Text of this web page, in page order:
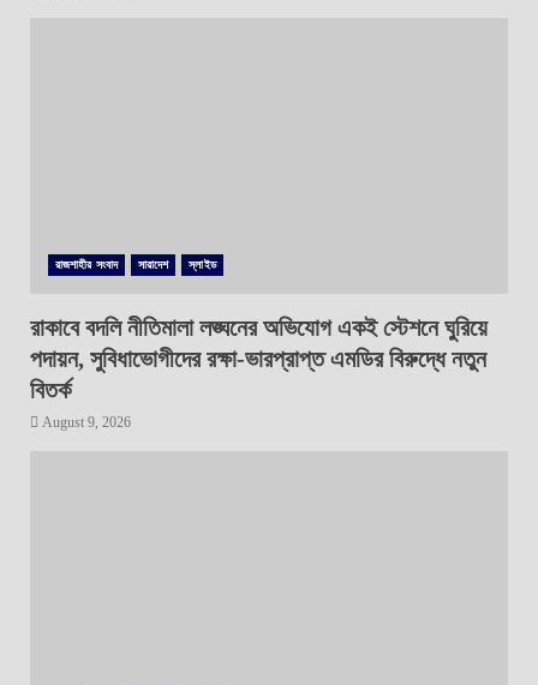
রাজশাহীর সংবাদ সারাদেশ স্লাইড
রাকাবে বদলি নীতিমালা লঙ্ঘনের অভিযোগ একই স্টেশনে ঘুরিয়ে
পদায়ন, সুবিধাভোগীদের রক্ষা-ভারপ্রাপ্ত এমডির বিরুদ্ধে নতুন
বিতর্ক
August 9, 2026